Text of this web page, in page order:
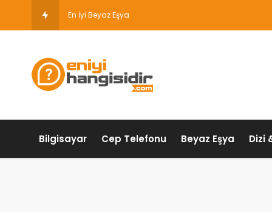
En İyi Beyaz Eşya Markası Hangisidir ?
Bilgisayar Cep Telefonu Beyaz Eşya Dizi